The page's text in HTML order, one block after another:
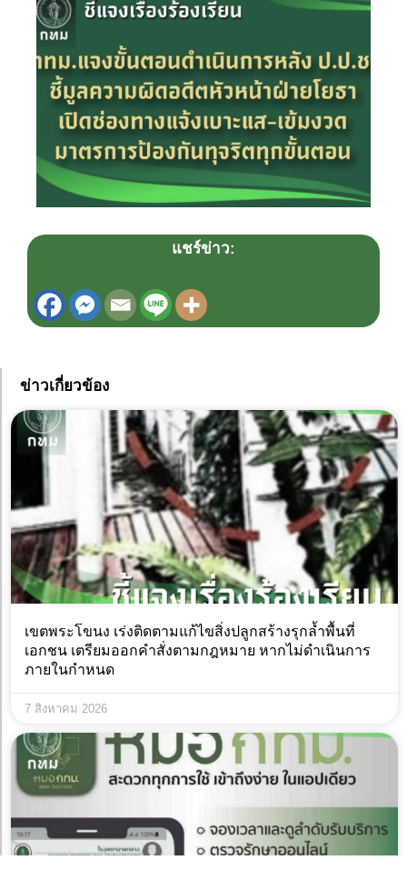
แชร์ข่าว:
ข่าวเกี่ยวข้อง
เขตพระโขนง เร่งติดตามแก้ไขสิ่งปลูกสร้างรุกล้ำพื้นที่
เอกชน เตรียมออกคำสั่งตามกฎหมาย หากไม่ดำเนินการ
ภายในกำหนด
7 สิงหาคม 2026